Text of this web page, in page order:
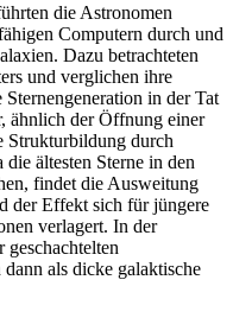
die Astronomen
Computern durch und
Dazu betrachteten
und verglichen ihre
in der Tat
ähnlich der Öffnung einer
Strukturbildung durch
ältesten Sterne in den
findet die Ausweitung
der Effekt sich für jüngere
verlagert. In der
geschachtelten
als dicke galaktische